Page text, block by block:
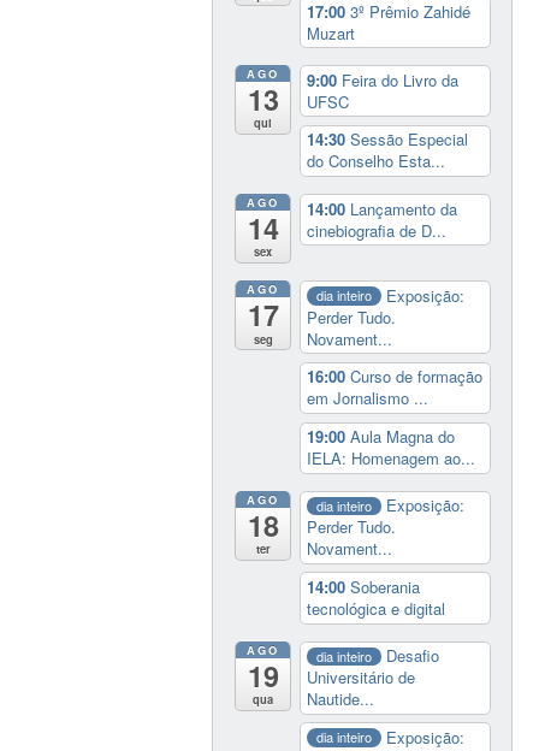
17:003º Prêmio Zahidé
Muzart
AGO
13
qui
9:00 Feira do Livro da
UFSC
14:30Sessão Especial
do Conselho Esta...
AGO
14
sex
14:00 Lançamento da
cinebiografia de D...
AGO
17
seg
dia inteiro
Exposição:
Perder Tudo.
Novament...
16:00Curso de formação
em Jornalismo ...
19:00Aula Magna do
IELA: Homenagem ao...
AGO
18
ter
dia inteiro
Exposição:
Perder Tudo.
Novament...
14:00Soberania
tecnológica e digital
AGO
19
qua
dia inteiro
Desafio
Universitário de
Nautide...
dia inteiro
Exposição: